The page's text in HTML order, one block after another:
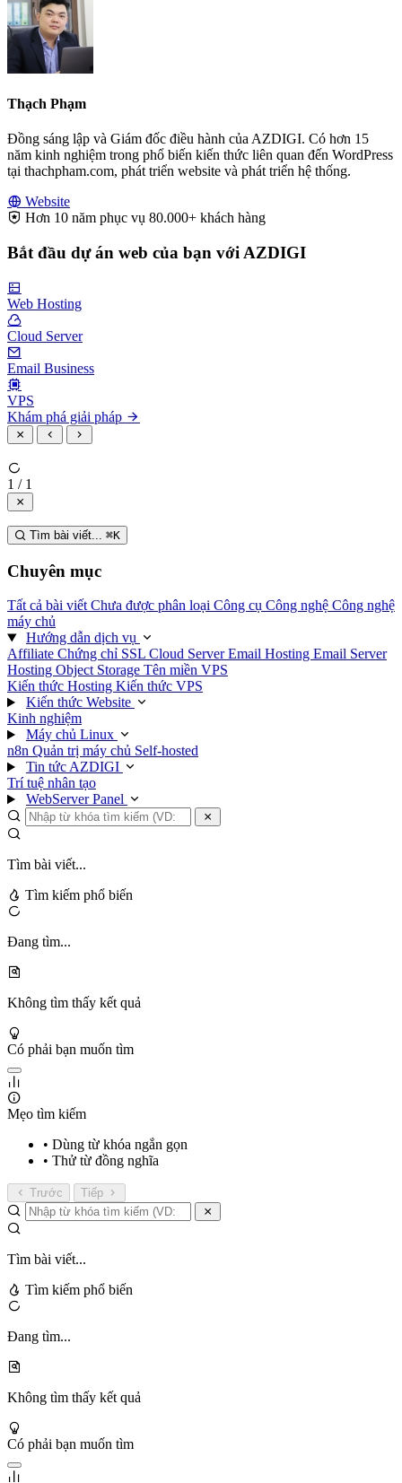
Thạch Phạm
Đồng sáng lập và Giám đốc điều hành của AZDIGI. Có hơn 15
năm kinh nghiệm trong phổ biến kiến thức liên quan đến WordPress
tại thachpham.com, phát triển website và phát triển hệ thống.
Website
Hơn 10 năm phục vụ 80.000+ khách hàng
Bắt đầu dự án web của bạn với AZDIGI
Web Hosting
Cloud Server
Email Business
VPS
Khám phá giải pháp
1 / 1
Tìm bài viết... ⌘K
Chuyên mục
Tất cả bài viết Chưa được phân loại Công cụ Công nghệ Công nghệ
máy chủ
Hướng dẫn dịch vụ
Affiliate Chứng chỉ SSL Cloud ServerEmail Hosting Email Server
Hosting Object Storage Tên miền VPS
Kiến thức Hosting Kiến thức VPS
Kiến thức Website
Kinh nghiệm
Máy chủ Linux
n8n Quản trị máy chủ Self-hosted
Tin tức AZDIGI
Trí tuệ nhân tạo
WebServer Panel
Tìm bài viết...
Tìm kiếm phổ biến
Đang tìm...
Không tìm thấy kết quả
Có phải bạn muốn tìm
Mẹo tìm kiếm
• Dùng từ khóa ngắn gọn
• Thử từ đồng nghĩa
Trước Tiếp
Tìm bài viết...
Tìm kiếm phổ biến
Đang tìm...
Không tìm thấy kết quả
Có phải bạn muốn tìm